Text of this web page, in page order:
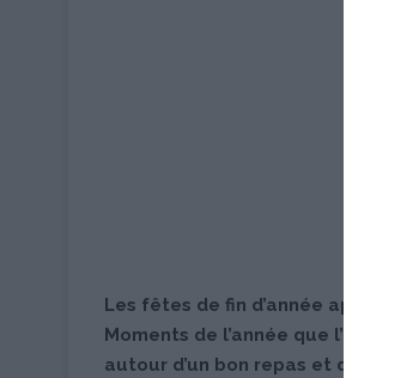
Les fêtes de fin d’année
Moments de l’année que l’on
autour d’un bon repas et d’une